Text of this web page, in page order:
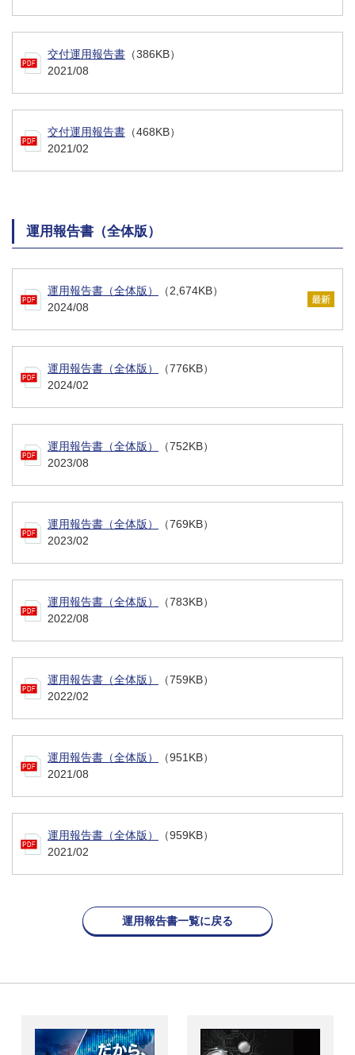
交付運用報告書 （386KB）
2021/08
交付運用報告書 （468KB）
2021/02
運用報告書（全体版）
運用報告書（全体版）
（2,674KB）
2024/08
運用報告書（全体版）
（776KB）
2024/02
運用報告書（全体版）
（752KB）
2023/08
運用報告書（全体版）
（769KB）
2023/02
運用報告書（全体版）
（783KB）
2022/08
運用報告書（全体版）
（759KB）
2022/02
運用報告書（全体版）
（951KB）
2021/08
運用報告書（全体版）
（959KB）
2021/02
運用報告書一覧に戻る